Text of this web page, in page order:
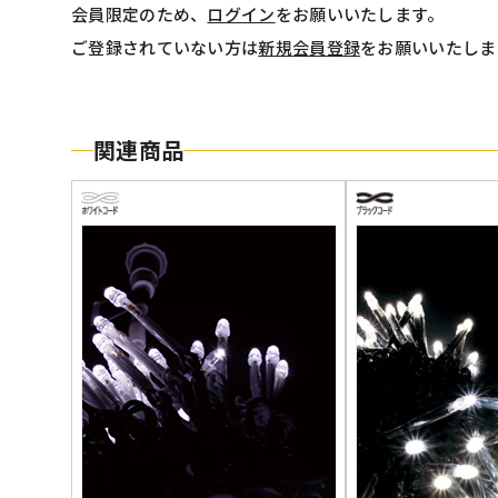
会員限定のため、 ログインをお願いいたします。
ご登録されていない方は新規会員登録をお願いいたし
関連商品